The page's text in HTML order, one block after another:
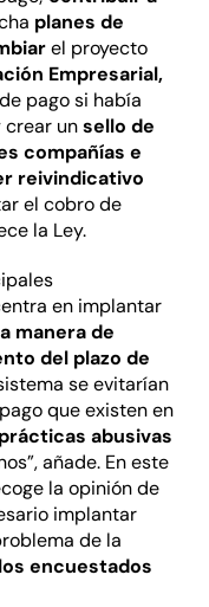
planes de
el proyecto
Empresarial,
pago si había
crear unsello de
compañías e
reivindicativo
el cobro de
la Ley.
en implantar
manera de
del plazo de
se evitarían
que existen en
abusivas
añade. En este
la opinión de
implantar
de la
encuestados